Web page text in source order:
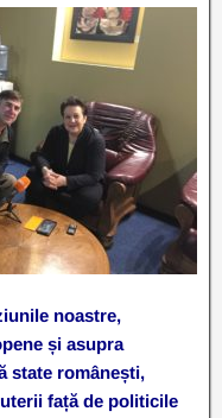
noastre,
și asupra
state românești,
față de politicile